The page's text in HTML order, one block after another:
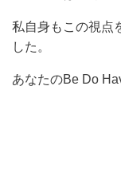
私自身もこの視点
した。
あなたのBe Do